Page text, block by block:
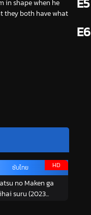
in shape when he
they both have what
HD
ซับไทย
no Maken ga
suru (2023...
E6